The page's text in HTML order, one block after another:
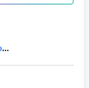
Sales Promoter Finaccel Teknologi Indonesia, Jakarta Timur